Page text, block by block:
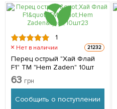
1
Нет в наличии 21232
Перец острый "Хай Флай
F1" ТМ "Hem Zaden" 10шт
63 грн
Сообщить о поступлении